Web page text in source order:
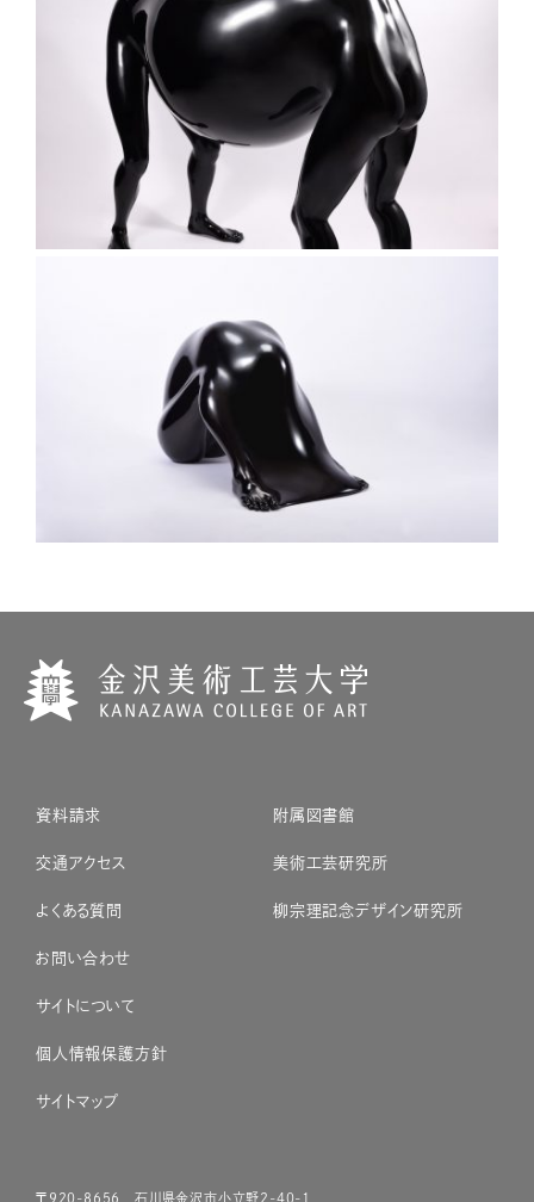
資料請求
交通アクセス
よくある質問
お問い合わせ
サイトについて
個人情報保護方針
サイトマップ
附属図書館
美術工芸研究所
柳宗理記念デザイン研究所
〒920-8656 石川県金沢市小立野2-40-1